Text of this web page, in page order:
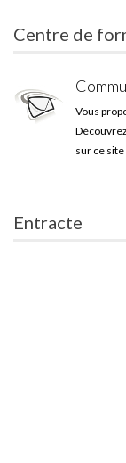
Centre de
Vous
sur ce site
Entracte